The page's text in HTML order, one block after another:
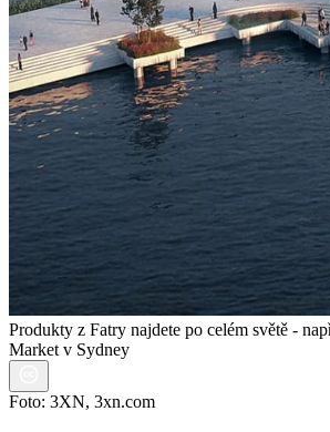
Produkty z Fatry najdete po celém světě -
Market v Sydney
Foto: 3XN, 3xn.com